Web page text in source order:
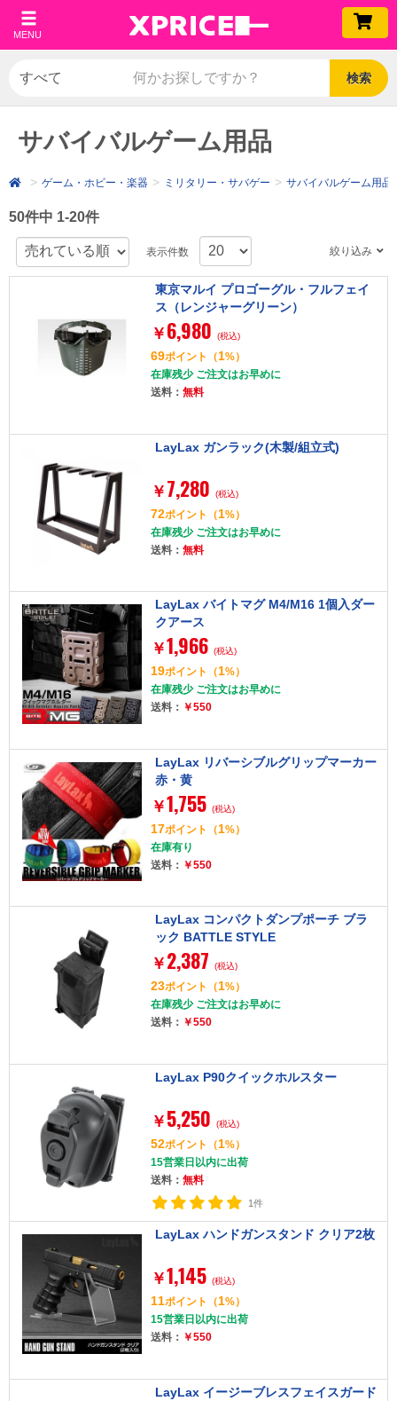
MENU
検索
サバイバルゲーム用品
ゲーム・ホビー・楽器 ミリタリー・サバゲー サバイバルゲーム用品
50件中 1-20件
表示件数 絞り込み
東京マルイ プロゴーグル・フルフェイ
ス（レンジャーグリーン）
￥ 6,980 (税込)
69ポイント （1%）
在庫残少 ご注文はお早めに
送料： 無料
LayLax ガンラック(木製/組立式)
￥ 7,280 (税込)
72ポイント （1%）
在庫残少 ご注文はお早めに
送料： 無料
LayLax バイトマグ M4/M16 1個入ダー
クアース
￥1,966 (税込)
19ポイント （1%）
在庫残少 ご注文はお早めに
送料： ￥550
LayLax リバーシブルグリップマーカー
赤・黄
￥1,755 (税込)
17ポイント （1%）
在庫有り
送料： ￥550
LayLax コンパクトダンプポーチ ブラ
ック BATTLE STYLE
￥ 2,387 (税込)
23ポイント （1%）
在庫残少 ご注文はお早めに
送料： ￥550
LayLax P90クイックホルスター
￥ 5,250 (税込)
52ポイント （1%）
15営業日以内に出荷
送料： 無料
1件
LayLax ハンドガンスタンド クリア2枚
￥1,145 (税込)
11ポイント （1%）
15営業日以内に出荷
送料： ￥550
LayLax イージーブレスフェイスガード